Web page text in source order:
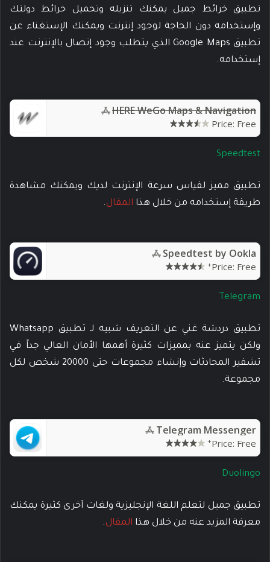
تطبيق خرائط جميل يمكنك تنزيله وتحميل خرائط دولتك
وإستخدامه دون الحاجة لوجود إنترنت ويمكنك الإستغناء عن
تطبيق Google Maps الذي يتطلب وجود إتصال بالإنترنت عند
إستخدامه.
HERE WeGo Maps & Navigation
Price: Free
Speedtest
تطبيق مميز لقياس سرعة الإنترنت لديك ويمكنك مشاهدة
طريقة إستخدامه من خلال هذا المقال.
Speedtest by Ookla
Price: Free
+
Telegram
تطبيق دردشة غني عن التعريف شبيه لـ تطبيق Whatsapp
ولكن يتميز عنه بمميزات كثيرة أهمها الأمان العالي جداً في
تشفير المحادثات وإنشاء مجموعات حتى 20000 شخص لكل
مجموعة.
Telegram Messenger
Price: Free
+
Duolingo
تطبيق جميل لتعلم اللغة الإنجليزية ولغات آخرى كثيرة يمكنك
معرفة المزيد عنه من خلال هذا المقال.